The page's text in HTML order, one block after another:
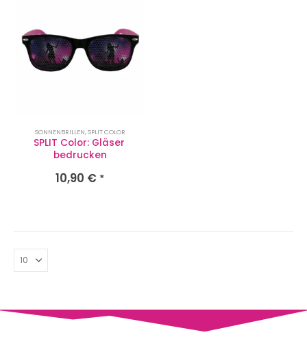
SONNENBRILLEN,SPLIT COLOR
SPLIT Color: Gläser
bedrucken
10,90 € *